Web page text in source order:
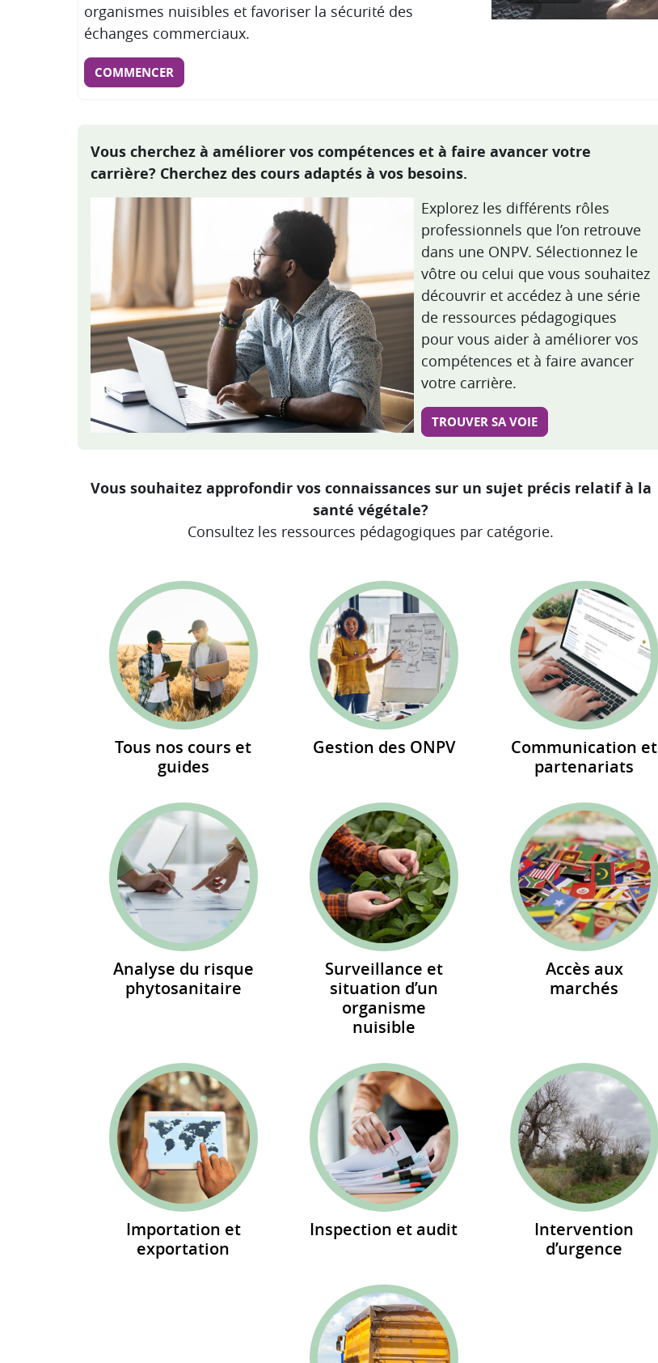
organismes nuisibles et favoriser la sécurité des
échanges commerciaux.
COMMENCER
Vous cherchez à améliorer vos compétences et à faire avancer votre
carrière? Cherchez des cours adaptés à vos besoins.
Explorez les différents rôles
professionnels que l’on retrouve
dans une ONPV. Sélectionnez le
vôtre ou celui que vous souhaitez
découvrir et accédez à une série
de ressources pédagogiques
pour vous aider à améliorer vos
compétences et à faire avancer
votre carrière.
TROUVER SA VOIE
Vous souhaitez approfondir vos connaissances sur un sujet précis relatif à la
santé végétale?
Consultez les ressources pédagogiques par catégorie.
Tous nos cours et
guides
Gestion des ONPV
Communication et
partenariats
Analyse du risque
phytosanitaire
Surveillance et
situation d’un
organisme
nuisible
Accès aux
marchés
Importation et
exportation
Inspection et audit
Intervention
d’urgence